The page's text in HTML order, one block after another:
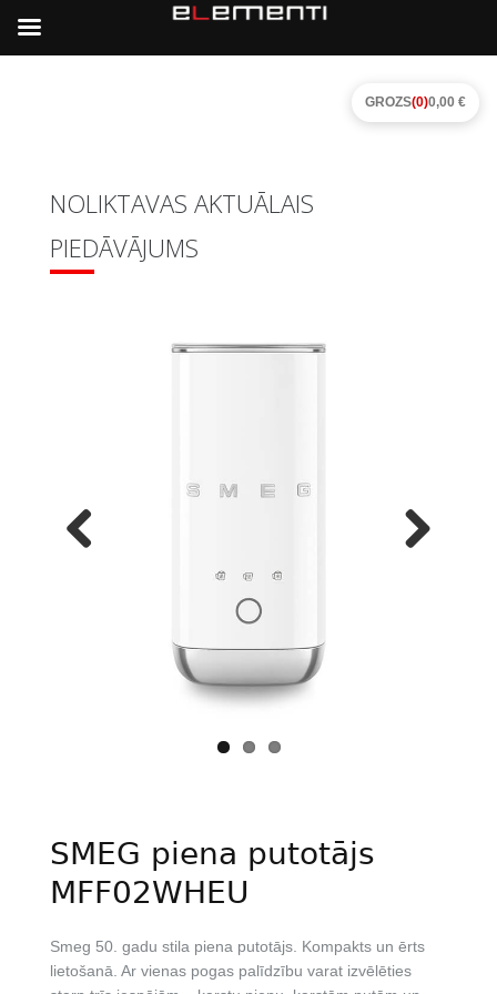
NOLIKTAVAS AKTUĀLAIS
PIEDĀVĀJUMS
SMEG piena putotājs
MFF02WHEU
Smeg 50. gadu stila piena putotājs. Kompakts un ērts
lietošanā. Ar vienas pogas palīdzību varat izvēlēties
GROZS(0)0,00 €